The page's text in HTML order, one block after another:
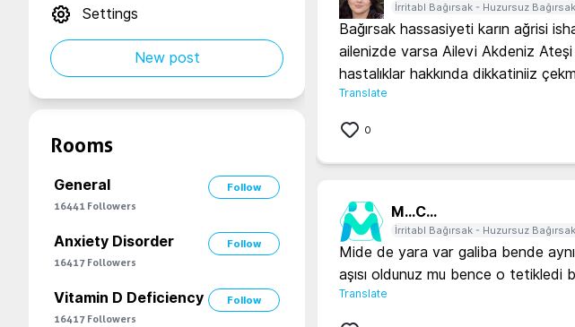
Settings
New post
Rooms
General
Follow
16441 Followers
Anxiety Disorder
Follow
16417 Followers
Vitamin D Deficiency
Follow
16417 Followers
İrritabl Bağırsak - Huzursuz
Bağırsak hassasiyeti karın ağrisi
ailenizde varsa Ailevi Akdeniz
hastalıklar hakkında dikkatiniiz
Translate
0
M...C...
İrritabl Bağırsak - Huzursuz
Mide de yara var galiba bende
aşısı oldunuz mu bence o tetikledi
Translate